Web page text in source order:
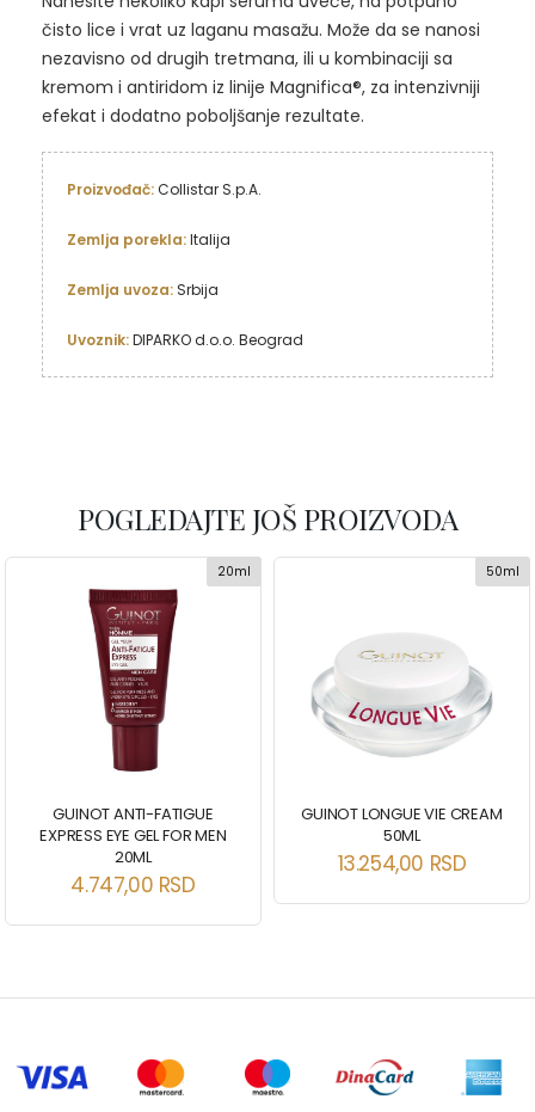
čisto lice i vrat uz laganu masažu. Može da se nanosi
nezavisno od drugih tretmana, ili u kombinaciji sa
kremom i antiridom iz linije Magnifica®, za intenzivniji
efekat i dodatno poboljšanje rezultate.
Proizvođač: Collistar S.p.A.
Zemlja porekla: Italija
Zemlja uvoza: Srbija
Uvoznik: DIPARKO d.o.o. Beograd
POGLEDAJTE JOŠ PROIZVODA
20ml
GUINOT ANTI-FATIGUE
EXPRESS EYE GEL FOR MEN
20ML
4.747,00 RSD
50ml
GUINOT LONGUE VIE CREAM
50ML
13.254,00 RSD